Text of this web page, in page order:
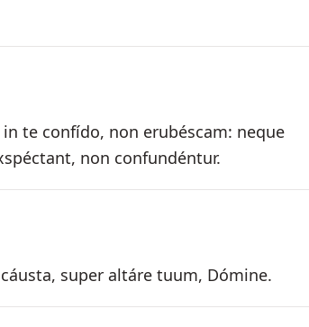
te confído, non erubéscam: neque
non confundéntur.
super altáre tuum, Dómine.